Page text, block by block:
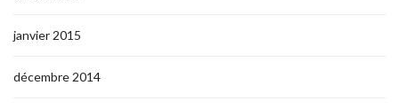
janvier 2015
décembre 2014